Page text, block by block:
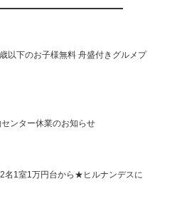
以下のお子様無料 舟盛付きグルメプ
ンター休業のお知らせ
名1室1万円台から★ヒルナンデスに